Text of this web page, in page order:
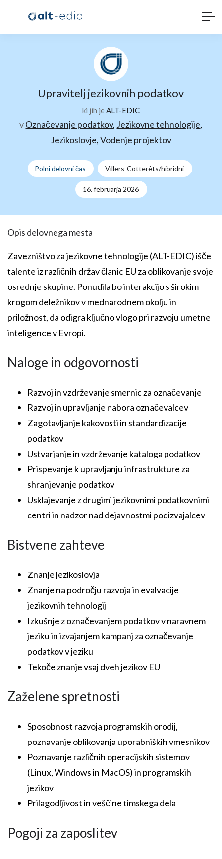
Upravitelj jezikovnih podatkov
ki jih jeALT-EDIC
vOznačevanje podatkov, Jezikovne tehnologije,
Jezikoslovje,Vodenje projektov
Polni delovni čas Villers-Cotterêts/hibridni
16. februarja 2026
Opis delovnega mesta
Zavezništvo za jezikovne tehnologije (ALT-EDIC) išče
talente iz različnih držav članic EU za oblikovanje svoje
osrednje skupine. Ponudila bo interakcijo s širokim
krogom deležnikov v mednarodnem okolju in
priložnost, da odigra ključno vlogo pri razvoju umetne
inteligence v Evropi.
Naloge in odgovornosti
Razvoj in vzdrževanje smernic za označevanje
Razvoj in upravljanje nabora označevalcev
Zagotavljanje kakovosti in standardizacije
podatkov
Ustvarjanje in vzdrževanje kataloga podatkov
Prispevanje k upravljanju infrastrukture za
shranjevanje podatkov
Usklajevanje z drugimi jezikovnimi podatkovnimi
centri in nadzor nad dejavnostmi podizvajalcev
Bistvene zahteve
Znanje jezikoslovja
Znanje na področju razvoja in evalvacije
jezikovnih tehnologij
Izkušnje z označevanjem podatkov v naravnem
jeziku in izvajanjem kampanj za označevanje
podatkov v jeziku
Tekoče znanje vsaj dveh jezikov EU
Zaželene spretnosti
Sposobnost razvoja programskih orodij,
poznavanje oblikovanja uporabniških vmesnikov
Poznavanje različnih operacijskih sistemov
(Linux, Windows in MacOS) in programskih
jezikov
Prilagodljivost in veščine timskega dela
Pogoji za zaposlitev